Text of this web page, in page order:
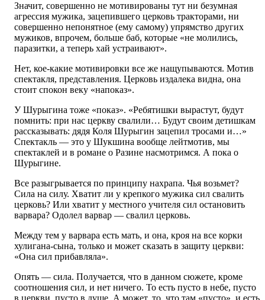
Значит, совершенно не мотивированы тут ни безумная
агрессия мужика, зацепившего церковь тракторами, ни
совершенно непонятное (ему самому) упрямство других
мужиков, впрочем, больше баб, которые «не молились,
паразитки, а теперь хай устраивают».
Нет, кое-какие мотивировки все же нащупываются. Мотив
спектакля, представления. Церковь издалека видна, она
стоит спокон веку «напоказ».
У Шурыгина тоже «показ». «Ребятишки вырастут, будут
помнить: при нас церкву свалили… Будут своим детишкам
рассказывать: дядя Коля Шурыгин зацепил тросами и…»
Спектакль — это у Шукшина вообще лейтмотив, мы
спектаклей и в романе о Разине насмотримся. А пока о
Шурыгине.
Все разыгрывается по принципу нахрапа. Чья возьмет?
Сила на силу. Хватит ли у крепкого мужика сил свалить
церковь? Или хватит у местного учителя сил остановить
варвара? Одолел варвар — свалил церковь.
Между тем у варвара есть мать, и она, кроя на все корки
хулигана-сына, только и может сказать в защиту церкви:
«Она сил прибавляла».
Опять — сила. Получается, что в данном сюжете, кроме
соотношения сил, и нет ничего. То есть пусто в небе, пусто